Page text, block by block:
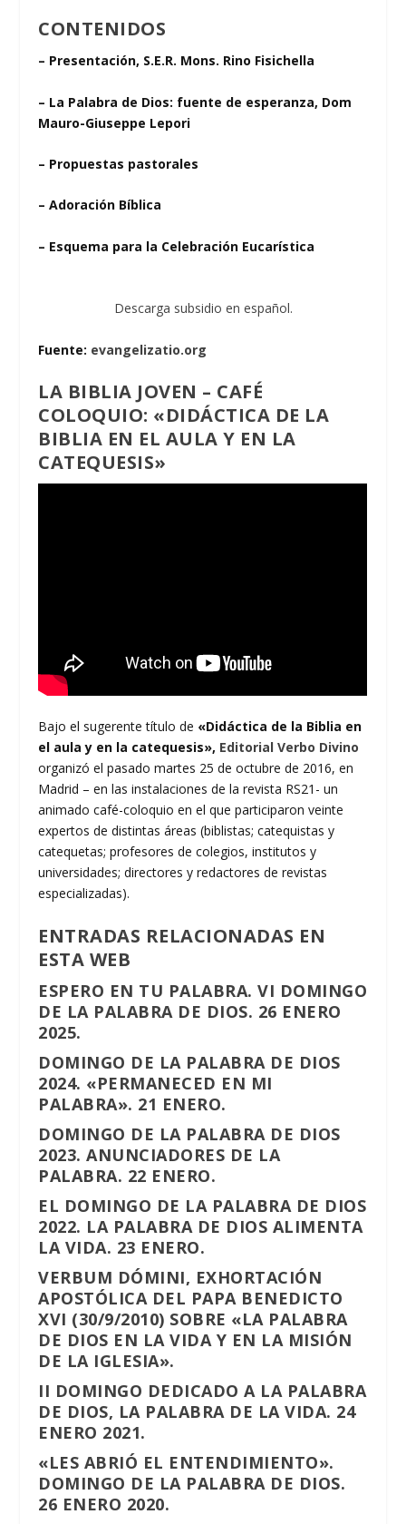
CONTENIDOS
– Presentación, S.E.R. Mons. Rino Fisichella
– La Palabra de Dios: fuente de esperanza, Dom
Mauro-Giuseppe Lepori
– Propuestas pastorales
– Adoración Bíblica
– Esquema para la Celebración Eucarística
Descarga subsidio en español.
Fuente: evangelizatio.org
LA BIBLIA JOVEN – CAFÉ
COLOQUIO: «DIDÁCTICA DE LA
BIBLIA EN EL AULA Y EN LA
CATEQUESIS»
Bajo el sugerente título de «Didáctica de la Biblia en
el aula y en la catequesis», Editorial Verbo Divino
organizó el pasado martes 25 de octubre de 2016, en
Madrid – en las instalaciones de la revista RS21- un
animado café-coloquio en el que participaron veinte
expertos de distintas áreas (biblistas; catequistas y
catequetas; profesores de colegios, institutos y
universidades; directores y redactores de revistas
especializadas).
ENTRADAS RELACIONADAS EN
ESTA WEB
ESPERO EN TU PALABRA. VI DOMINGO
DE LA PALABRA DE DIOS. 26 ENERO
2025.
DOMINGO DE LA PALABRA DE DIOS
2024. «PERMANECED EN MI
PALABRA». 21 ENERO.
DOMINGO DE LA PALABRA DE DIOS
2023. ANUNCIADORES DE LA
PALABRA. 22 ENERO.
EL DOMINGO DE LA PALABRA DE DIOS
2022. LA PALABRA DE DIOS ALIMENTA
LA VIDA. 23 ENERO.
VERBUM DÓMINI, EXHORTACIÓN
APOSTÓLICA DEL PAPA BENEDICTO
XVI (30/9/2010) SOBRE «LA PALABRA
DE DIOS EN LA VIDA Y EN LA MISIÓN
DE LA IGLESIA».
II DOMINGO DEDICADO A LA PALABRA
DE DIOS, LA PALABRA DE LA VIDA. 24
ENERO 2021.
«LES ABRIÓ EL ENTENDIMIENTO».
DOMINGO DE LA PALABRA DE DIOS.
26 ENERO 2020.